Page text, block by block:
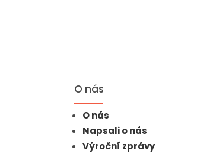
O nás
O nás
Napsali o nás
Výroční zprávy